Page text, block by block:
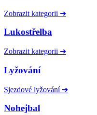
Zobrazit kategorii ➔
Lukostřelba
Zobrazit kategorii ➔
Lyžování
Sjezdové lyžování ➔
Nohejbal